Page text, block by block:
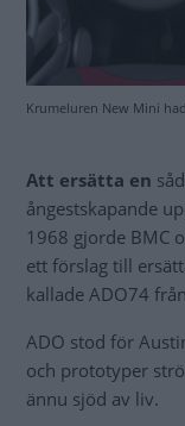
Krumeluren New Mini
Att ersätta en
ångestskapande
1968 gjorde BMC
ett förslag till
kallade ADO74
ADO stod för
och prototyper
ännu sjöd av liv.